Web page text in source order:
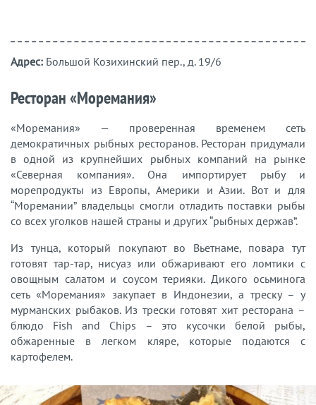
Адрес: Большой Козихинский пер., д. 19/6
Ресторан «Моремания»
«Моремания» — проверенная временем сеть
демократичных рыбных ресторанов. Ресторан придумали
в одной из крупнейших рыбных компаний на рынке
«Северная компания». Она импортирует рыбу и
морепродукты из Европы, Америки и Азии. Вот и для
“Моремании” владельцы смогли отладить поставки рыбы
со всех уголков нашей страны и других “рыбных держав”.
Из тунца, который покупают во Вьетнаме, повара тут
готовят тар-тар, нисуаз или обжаривают его ломтики с
овощным салатом и соусом терияки. Дикого осьминога
сеть «Моремания» закупает в Индонезии, а треску – у
мурманских рыбаков. Из трески готовят хит ресторана –
блюдо Fish and Chips – это кусочки белой рыбы,
обжаренные в легком кляре, которые подаются с
картофелем.